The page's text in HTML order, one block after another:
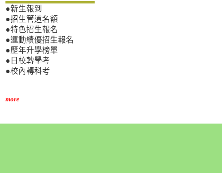
●新生報到
●招生管道名額
●特色招生報名
●運動績優招生報名
●歷年升學榜單
●日校轉學考
●校內轉科考
more